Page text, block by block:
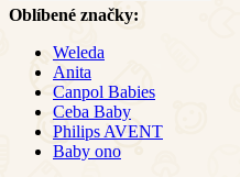
Oblíbené značky:
Weleda
Anita
Canpol Babies
Ceba Baby
Philips AVENT
Baby ono